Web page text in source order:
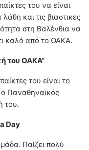
του να είναι
και τις βιαστικές
στη Βαλένθια να
καλό από το ΟΑΚΑ.
του ΟΑΚΑ”
του είναι το
ο Παναθηναϊκός
του.
Day
Παίζει πολύ